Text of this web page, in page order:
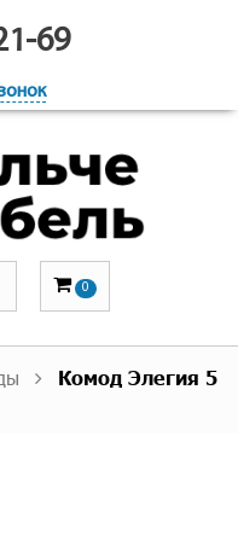
69
0
Комод Элегия 5